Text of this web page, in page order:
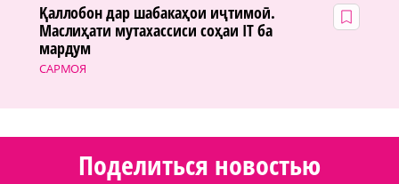
САРМОЯ
Қаллобон дар шабакаҳои иҷтимоӣ.
Маслиҳати мутахассиси соҳаи IT ба
мардум
Поделиться новостью